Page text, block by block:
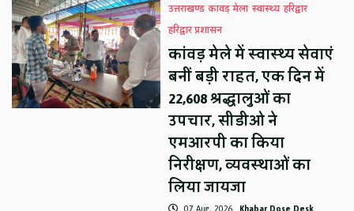
उत्तराखण्ड कावड़ मेला स्वास्थ्य हरिद्वार
हरिद्वार प्रशासन
कांवड़ मेले में स्वास्थ्य सेवाएं
बनीं बड़ी राहत, एक दिन में
22,608 श्रद्धालुओं का
उपचार, सीडीओ ने
एमआरपी का किया
निरीक्षण, व्यवस्थाओं का
लिया जायजा